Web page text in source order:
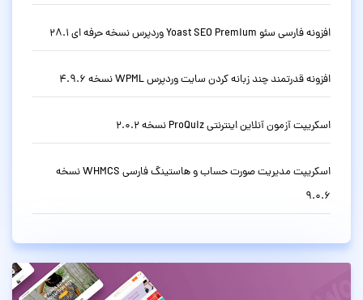
افزونه فارسی سئو Yoast SEO Premium وردپرس نسخه حرفه ای 28.1
افزونه قدرتمند چند زبانه کردن سایت وردپرس WPML نسخه 4.9.6
اسکریپت آزمون آنلاین اینترنتی ProQuiz نسخه 2.0.2
اسکریپت مدیریت صورت حساب و هاستینگ فارسی WHMCS نسخه
9.0.6